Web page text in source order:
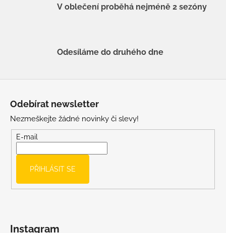
V oblečení proběhá nejméně 2 sezóny
Odesíláme do druhého dne
Odebírat newsletter
Nezmeškejte žádné novinky či slevy!
E-mail
PŘIHLÁSIT SE
Instagram